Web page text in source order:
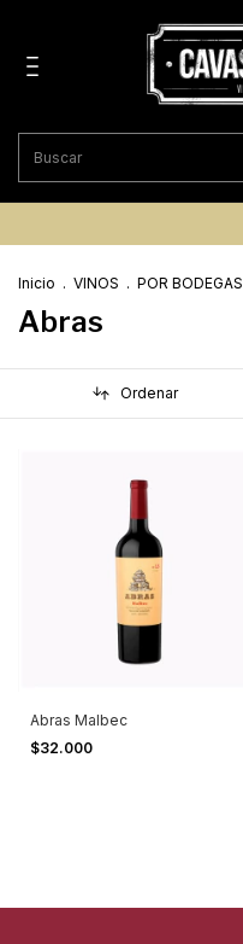
Inicio . VINOS . POR BODEGAS
Abras
Ordenar
Abras Malbec
$32.000